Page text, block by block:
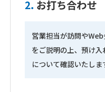
2. お打ち合わせ
営業担当が訪問や
をご説明の上、預け
について確認いたしま